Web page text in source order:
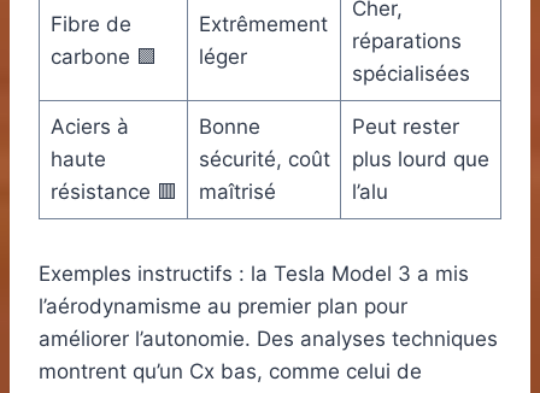
Fibre de
carbone 🟪
Extrêmement
léger
Cher,
réparations
spécialisées
Aciers à
haute
résistance 🟥
Bonne
sécurité, coût
maîtrisé
Peut rester
plus lourd que
l’alu
Exemples instructifs : la Tesla Model 3 a mis
l’aérodynamisme au premier plan pour
améliorer l’autonomie. Des analyses techniques
montrent qu’un Cx bas, comme celui de